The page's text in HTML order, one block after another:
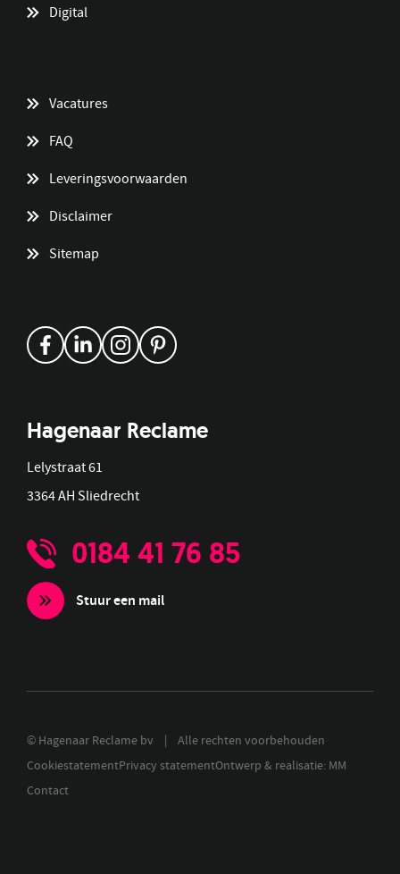
Digital
Vacatures
FAQ
Leveringsvoorwaarden
Disclaimer
Sitemap
Hagenaar Reclame
Lelystraat 61
3364 AH Sliedrecht
0184 41 76 85
Stuur een mail
© Hagenaar Reclame bv | Alle rechten voorbehouden
CookiestatementPrivacy statementOntwerp & realisatie: MM
Contact